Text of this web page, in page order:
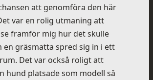
att genomföra den här
var en rolig utmaning att
framför mig hur det skulle
en gräsmatta spred sig in i ett
Det var också roligt att
hund platsade som modell så